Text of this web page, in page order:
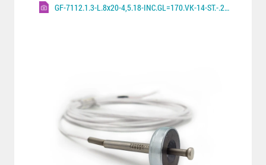
GF-7112.1.3-L.8x20-4,5.18-INC.GL=170.VK-14-ST.-.2000.A.600°C